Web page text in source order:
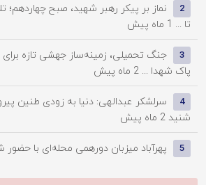
2
نماز بر پیکر رهبر شهید، صبح چهاردهم؛
تا ... 1 ماه پیش
3
جنگ تحمیلی، زمینه‌ساز جهشی تازه
پاک شهدا ... 2 ماه پیش
4
سرلشکر عبدالهی: دنیا به زودی طنین
شنید 2 ماه پیش
5 پهرآباد میزبان دورهمی محله‌ای با حضور